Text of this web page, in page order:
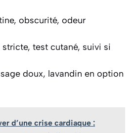
obscurité, odeur
test cutané, suivi si
doux, lavandin en option
d’une crise cardiaque :